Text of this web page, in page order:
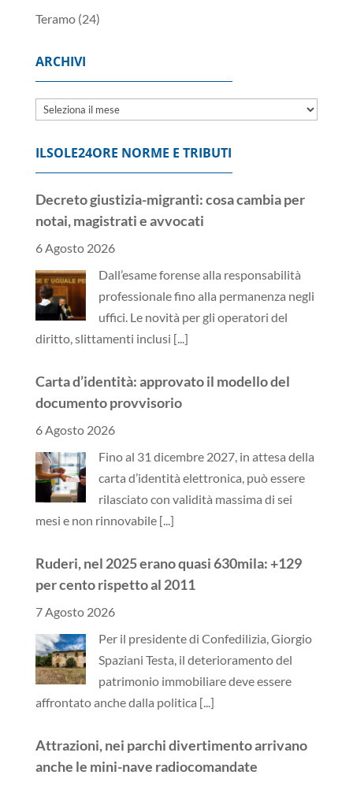
Teramo(24)
ARCHIVI
Archivi
ILSOLE24ORE NORME E TRIBUTI
Decreto giustizia-migranti: cosa cambia per
notai, magistrati e avvocati
6 Agosto 2026
Dall’esame forense alla responsabilità
professionale fino alla permanenza negli
uffici. Le novità per gli operatori del
diritto, slittamenti inclusi [...]
Carta d’identità: approvato il modello del
documento provvisorio
6 Agosto 2026
Fino al 31 dicembre 2027, in attesa della
carta d’identità elettronica, può essere
rilasciato con validità massima di sei
mesi e non rinnovabile [...]
Ruderi, nel 2025 erano quasi 630mila: +129
per cento rispetto al 2011
7 Agosto 2026
Per il presidente di Confedilizia, Giorgio
Spaziani Testa, il deterioramento del
patrimonio immobiliare deve essere
affrontato anche dalla politica [...]
Attrazioni, nei parchi divertimento arrivano
anche le mini-nave radiocomandate